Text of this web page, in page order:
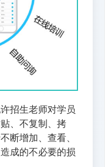
招生老师对学员
、不复制、拷
断增加、查看、
成的不必要的损